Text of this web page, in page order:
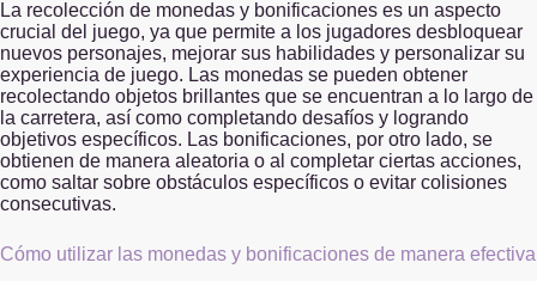
La recolección de monedas y bonificaciones es un aspecto
crucial del juego, ya que permite a los jugadores desbloquear
nuevos personajes, mejorar sus habilidades y personalizar su
experiencia de juego. Las monedas se pueden obtener
recolectando objetos brillantes que se encuentran a lo largo de
la carretera, así como completando desafíos y logrando
objetivos específicos. Las bonificaciones, por otro lado, se
obtienen de manera aleatoria o al completar ciertas acciones,
como saltar sobre obstáculos específicos o evitar colisiones
consecutivas.
Cómo utilizar las monedas y bonificaciones de manera efectiva